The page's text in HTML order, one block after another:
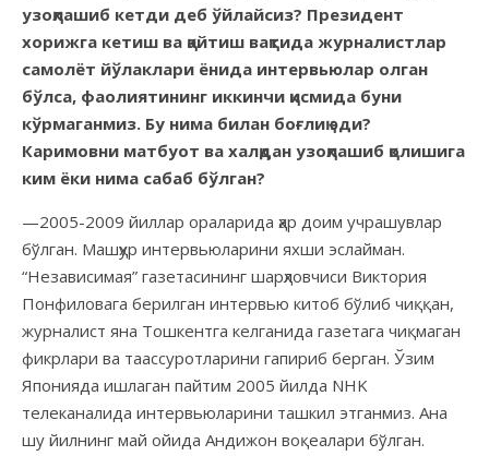
узоқлашиб кетди деб ўйлайсиз? Президент
хорижга кетиш ва қайтиш вақтида журналистлар
самолёт йўлаклари ёнида интервьюлар олган
бўлса, фаолиятининг иккинчи қисмида буни
кўрмаганмиз. Бу нима билан боғлиқ эди?
Каримовни матбуот ва халқдан узоқлашиб қолишига
ким ёки нима сабаб бўлган?
—2005-2009 йиллар ораларида ҳар доим учрашувлар
бўлган. Машҳур интервьюларини яхши эслайман.
“Независимая” газетасининг шарҳловчиси Виктория
Понфиловага берилган интервью китоб бўлиб чиққан,
журналист яна Тошкентга келганида газетага чиқмаган
фикрлари ва таассуротларини гапириб берган. Ўзим
Японияда ишлаган пайтим 2005 йилда NHK
телеканалида интервьюларини ташкил этганмиз. Ана
шу йилнинг май ойида Андижон воқеалари бўлган.